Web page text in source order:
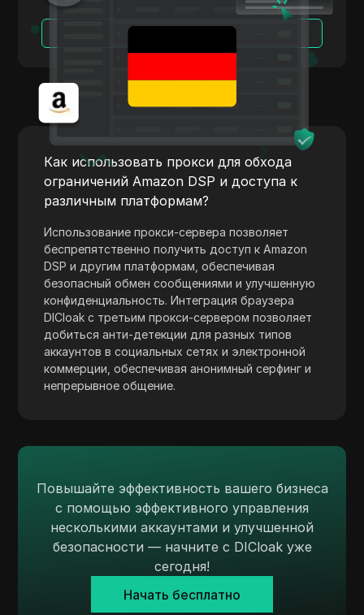
TransferWise
Twitter/X
Upwork
Venmo
Vimeo
Walmart Marketplace
Wayfair
WebMoney
WeChat
Western Union
YouTube
YouTube Premium
Zalando
Как использовать прокси для обхода
ограничений Amazon DSP и доступа к
различным платформам?
Использование прокси-сервера позволяет
беспрепятственно получить доступ к Amazon
DSP и другим платформам, обеспечивая
безопасный обмен сообщениями и улучшенную
конфиденциальность. Интеграция браузера
DICloak с третьим прокси-сервером позволяет
добиться анти-детекции для разных типов
аккаунтов в социальных сетях и электронной
коммерции, обеспечивая анонимный серфинг и
непрерывное общение.
Повышайте эффективность вашего бизнеса
с помощью эффективного управления
несколькими аккаунтами и улучшенной
безопасности — начните с DICloak уже
сегодня!
Начать бесплатно